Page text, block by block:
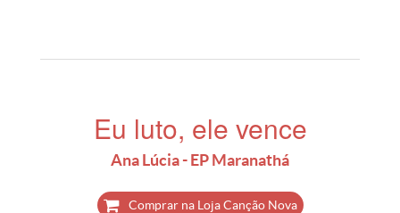
Eu luto, ele vence
Ana Lúcia - EP Maranathá
Comprar na Loja Canção Nova